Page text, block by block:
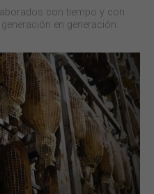
con tiempo y con
en generación.